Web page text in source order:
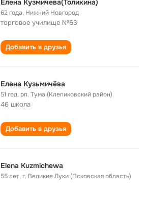
Елeнa Кузмичeвa(Толикина)
62 года, Нижний Новгород
торговое училище №63
Добавить в друзья
Елена Кузьмичёва
51 год,рп. Тума (Клепиковский район)
46 школа
Добавить в друзья
Elena Kuzmichewa
55 лет,г. Великие Луки (Псковская область)